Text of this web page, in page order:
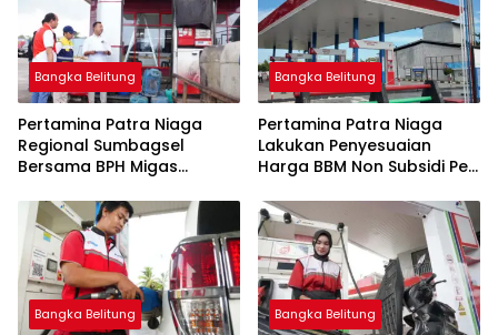
Bangka Belitung
Pertamina Patra Niaga
Regional Sumbagsel
Bersama BPH Migas
Penyaluran BBM Subsidi
bagi Nelayan melalui
Aplikasi XSTAR
Bangka Belitung
Pertamina Patra Niaga
Lakukan Penyesuaian
Harga BBM Non Subsidi Per
Bangka Belitung Bangka Belitung